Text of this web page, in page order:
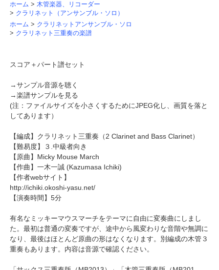
ホーム > 木管楽器、リコーダー
> クラリネット（アンサンブル・ソロ）
ホーム > クラリネットアンサンブル・ソロ
> クラリネット三重奏の楽譜
スコア＋パート譜セット
→サンプル音源を聴く
→楽譜サンプルを見る
(注：ファイルサイズを小さくするためにJPEG化し、画質を落と
してあります）
【編成】 クラリネット三重奏 （2 Clarinet and Bass Clarinet）
【難易度】３.中級者向き
【原曲】Micky Mouse March
【作曲】 一木一誠 (Kazumasa Ichiki)
【作者webサイト】
http://ichiki.okoshi-yasu.net/
【演奏時間】5分
有名なミッキーマウスマーチをテーマに自由に変奏曲にしまし
た。最初は普通の変奏ですが、途中から風変わりな音階や無調に
なり、最後はほとんど原曲の形はなくなります。別編成の木管３
重奏もあります。内容は音源で確認ください。